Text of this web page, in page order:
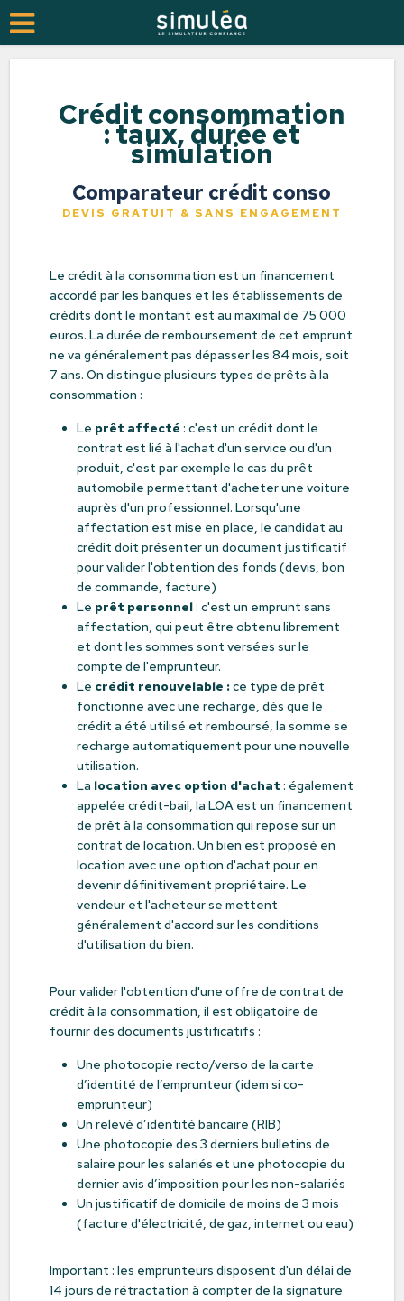
Crédit consommation
: taux, durée et
simulation
Comparateur crédit conso
DEVIS GRATUIT & SANS ENGAGEMENT
Le crédit à la consommation est un financement
accordé par les banques et les établissements de
crédits dont le montant est au maximal de 75 000
euros. La durée de remboursement de cet emprunt
ne va généralement pas dépasser les 84 mois, soit
7 ans. On distingue plusieurs types de prêts à la
consommation :
Le prêt affecté : c'est un crédit dont le
contrat est lié à l'achat d'un service ou d'un
produit, c'est par exemple le cas du prêt
automobile permettant d'acheter une voiture
auprès d'un professionnel. Lorsqu'une
affectation est mise en place, le candidat au
crédit doit présenter un document justificatif
pour valider l'obtention des fonds (devis, bon
de commande, facture)
Le prêt personnel: c'est un emprunt sans
affectation, qui peut être obtenu librement
et dont les sommes sont versées sur le
compte de l'emprunteur.
Le crédit renouvelable :ce type de prêt
fonctionne avec une recharge, dès que le
crédit a été utilisé et remboursé, la somme se
recharge automatiquement pour une nouvelle
utilisation.
La location avec option d'achat : également
appelée crédit-bail, la LOA est un financement
de prêt à la consommation qui repose sur un
contrat de location. Un bien est proposé en
location avec une option d'achat pour en
devenir définitivement propriétaire. Le
vendeur et l'acheteur se mettent
généralement d'accord sur les conditions
d'utilisation du bien.
Pour valider l'obtention d'une offre de contrat de
crédit à la consommation, il est obligatoire de
fournir des documents justificatifs :
Une photocopie recto/verso de la carte
d’identité de l’emprunteur (idem si co-
emprunteur)
Un relevé d’identité bancaire (RIB)
Une photocopie des 3 derniers bulletins de
salaire pour les salariés et une photocopie du
dernier avis d’imposition pour les non-salariés
Un justificatif de domicile de moins de 3 mois
(facture d'électricité, de gaz, internet ou eau)
Important : les emprunteurs disposent d'un délai de
14 jours de rétractation à compter de la signature